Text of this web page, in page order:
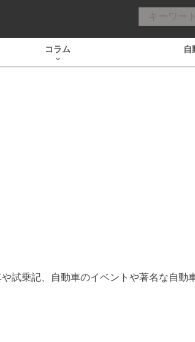
コラム 自
試乗記、自動車のイベントや著名な自動